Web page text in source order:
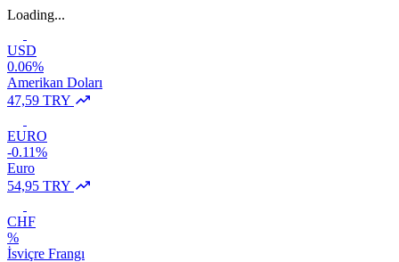
Loading...
USD
0.06%
Amerikan Doları
47,59 TRY
EURO
-0.11%
Euro
54,95 TRY
CHF
%
İsviçre Frangı